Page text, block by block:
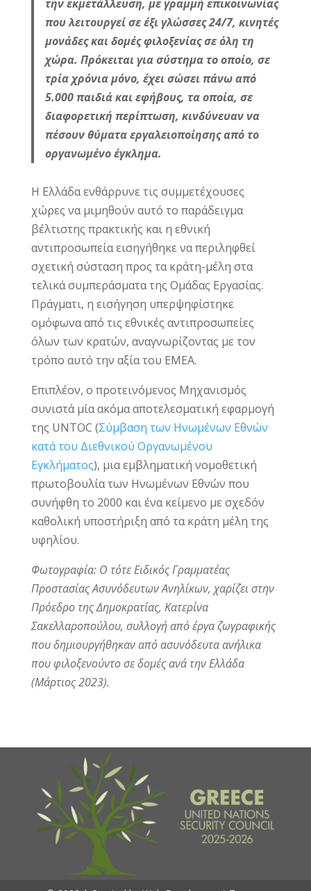
την εκμετάλλευση, με γραμμή επικοινωνίας
που λειτουργεί σε έξι γλώσσες 24/7, κινητές
μονάδες και δομές φιλοξενίας σε όλη τη
χώρα. Πρόκειται για σύστημα το οποίο, σε
τρία χρόνια μόνο, έχει σώσει πάνω από
5.000 παιδιά και εφήβους, τα οποία, σε
διαφορετική περίπτωση, κινδύνευαν να
πέσουν θύματα εργαλειοποίησης από το
οργανωμένο έγκλημα.
Η Ελλάδα ενθάρρυνε τις συμμετέχουσες
χώρες να μιμηθούν αυτό το παράδειγμα
βέλτιστης πρακτικής και η εθνική
αντιπροσωπεία εισηγήθηκε να περιληφθεί
σχετική σύσταση προς τα κράτη-μέλη στα
τελικά συμπεράσματα της Ομάδας Εργασίας.
Πράγματι, η εισήγηση υπερψηφίστηκε
ομόφωνα από τις εθνικές αντιπροσωπείες
όλων των κρατών, αναγνωρίζοντας με τον
τρόπο αυτό την αξία του ΕΜΕΑ.
Επιπλέον, ο προτεινόμενος Μηχανισμός
συνιστά μία ακόμα αποτελεσματική εφαρμογή
της UNTOC (Σύμβαση των Ηνωμένων Εθνών
κατά του Διεθνικού Οργανωμένου
Εγκλήματος), μια εμβληματική νομοθετική
πρωτοβουλία των Ηνωμένων Εθνών που
συνήφθη το 2000 και ένα κείμενο με σχεδόν
καθολική υποστήριξη από τα κράτη μέλη της
υφηλίου.
Φωτογραφία: Ο τότε Ειδικός Γραμματέας
Προστασίας Ασυνόδευτων Ανηλίκων, χαρίζει στην
Πρόεδρο της Δημοκρατίας, Κατερίνα
Σακελλαροπούλου, συλλογή από έργα ζωγραφικής
που δημιουργήθηκαν από ασυνόδευτα ανήλικα
που φιλοξενούντο σε δομές ανά την Ελλάδα
(Μάρτιος 2023).